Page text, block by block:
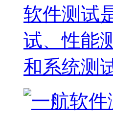
软件测试
试、性能
和系统测